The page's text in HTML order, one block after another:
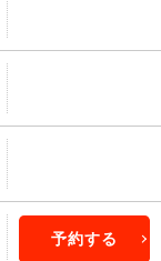
予約する